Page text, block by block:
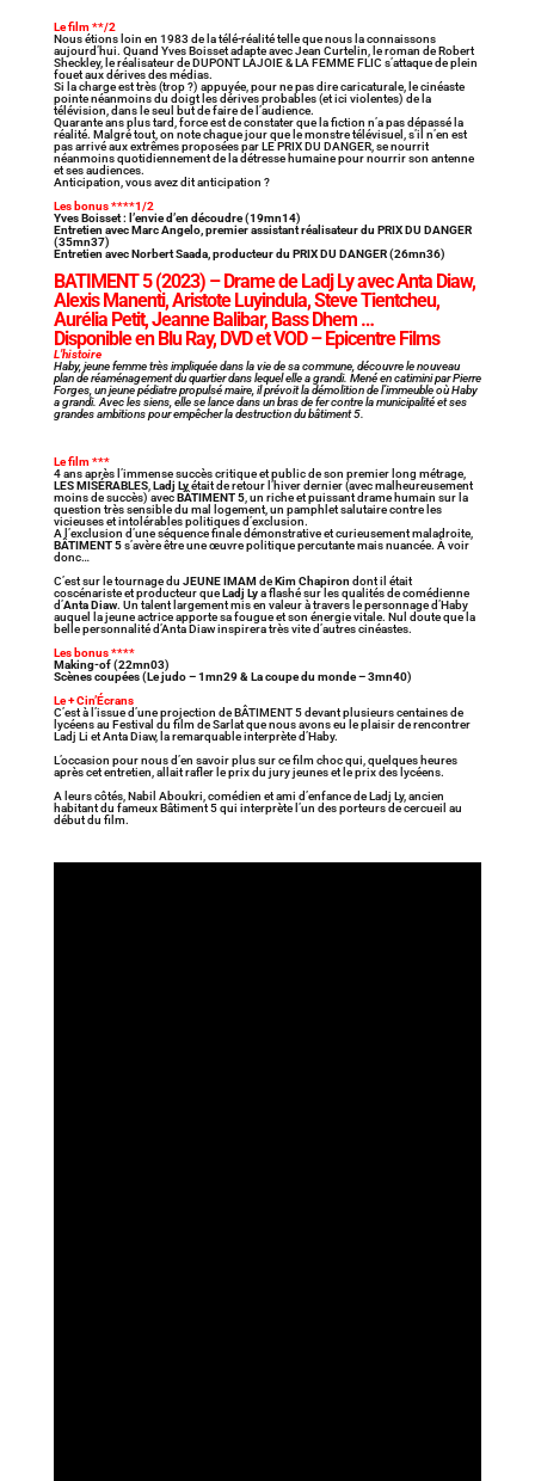
Le film **/2
Nous étions loin en 1983 de la télé-réalité telle que nous la connaissons
aujourd’hui. Quand Yves Boisset adapte avec Jean Curtelin, le roman de Robert
Sheckley, le réalisateur de DUPONT LAJOIE & LA FEMME FLIC s’attaque de plein
fouet aux dérives des médias.
Si la charge est très (trop ?) appuyée, pour ne pas dire caricaturale, le cinéaste
pointe néanmoins du doigt les dérives probables (et ici violentes) de la
télévision, dans le seul but de faire de l’audience.
Quarante ans plus tard, force est de constater que la fiction n’a pas dépassé la
réalité. Malgré tout, on note chaque jour que le monstre télévisuel, s’il n’en est
pas arrivé aux extrêmes proposées par LE PRIX DU DANGER, se nourrit
néanmoins quotidiennement de la détresse humaine pour nourrir son antenne
et ses audiences.
Anticipation, vous avez dit anticipation ?
Les bonus ****1/2
Yves Boisset : l’envie d’en découdre (19mn14)
Entretien avec Marc Angelo, premier assistant réalisateur du PRIX DU DANGER
(35mn37)
Entretien avec Norbert Saada, producteur du PRIX DU DANGER (26mn36)
BATIMENT 5(2023) – Drame de Ladj Ly avec Anta Diaw,
Alexis Manenti, Aristote Luyindula, Steve Tientcheu,
Aurélia Petit, Jeanne Balibar, Bass Dhem …
Disponible en Blu Ray, DVD et VOD – Epicentre Films
L’histoire
Haby, jeune femme très impliquée dans la vie de sa commune, découvre le nouveau
plan de réaménagement du quartier dans lequel elle a grandi. Mené en catimini par Pierre
Forges, un jeune pédiatre propulsé maire, il prévoit la démolition de l’immeuble où Haby
a grandi. Avec les siens, elle se lance dans un bras de fer contre la municipalité et ses
grandes ambitions pour empêcher la destruction du bâtiment 5.
Le film ***
4 ans après l’immense succès critique et public de son premier long métrage,
LES MISÉRABLES, Ladj Lyétait de retour l’hiver dernier (avec malheureusement
moins de succès) avecBÂTIMENT 5, un riche et puissant drame humain sur la
question très sensible du mal logement, un pamphlet salutaire contre les
vicieuses et intolérables politiques d’exclusion.
A l’exclusion d’une séquence finale démonstrative et curieusement maladroite,
BÂTIMENT 5s’avère être une œuvre politique percutante mais nuancée. À voir
donc…
C’est sur le tournage du JEUNE IMAMdeKim Chapiron dont il était
coscénariste et producteur queLadj Lya flashé sur les qualités de comédienne
d’Anta Diaw. Un talent largement mis en valeur à travers le personnage d’Haby
auquel la jeune actrice apporte sa fougue et son énergie vitale. Nul doute que la
belle personnalité d’Anta Diaw inspirera très vite d’autres cinéastes.
Les bonus ****
Making-of (22mn03)
Scènes coupées (Le judo – 1mn29 & La coupe du monde – 3mn40)
Le + Cin’Écrans
C’est à l’issue d’une projection de BÂTIMENT 5 devant plusieurs centaines de
lycéens au Festival du film de Sarlat que nous avons eu le plaisir de rencontrer
Ladj Li et Anta Diaw, la remarquable interprète d’Haby.
L’occasion pour nous d’en savoir plus sur ce film choc qui, quelques heures
après cet entretien, allait rafler le prix du jury jeunes et le prix des lycéens.
A leurs côtés, Nabil Aboukri, comédien et ami d’enfance de Ladj Ly, ancien
habitant du fameux Bâtiment 5 qui interprète l’un des porteurs de cercueil au
début du film.